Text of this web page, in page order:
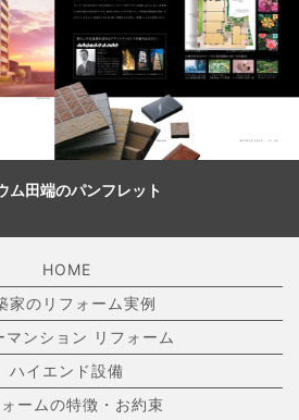
ム田端のパンフレット
HOME
家のリフォーム実例
マンション リフォーム
ハイエンド設備
ォームの特徴・お約束